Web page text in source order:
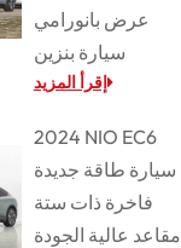
عرض بانورامي
سيارة بنزين
إقرأ المزيد
2024 NIO EC6
سيارة طاقة جديدة
فاخرة ذات ستة
مقاعد عالية الجودة